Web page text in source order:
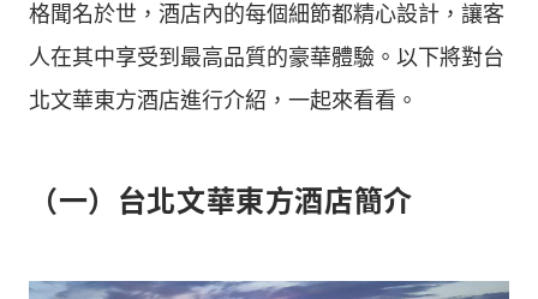
格聞名於世，酒店內的每個細節都精心設計，讓客
人在其中享受到最高品質的豪華體驗。以下將對台
北文華東方酒店進行介紹，一起來看看。
（一）台北文華東方酒店簡介